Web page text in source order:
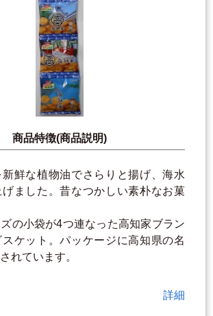
商品特徴(商品説明)
新鮮な植物油でさらりと揚げ、海水
ました。昔なつかしい素朴なお菓
の小袋が4つ連なった高知家ブラン
スケット。パッケージに高知県の名
れています。
詳細